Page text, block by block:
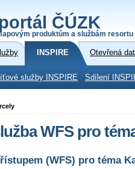
ČÚZK
produktům a službám resortu
INSPIRE Otevřená
služby INSPIRE Sdílení
WFS pro
(WFS) pro téma